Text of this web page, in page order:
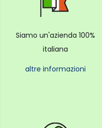
Siamo un'azienda 100%
italiana
altre informazioni